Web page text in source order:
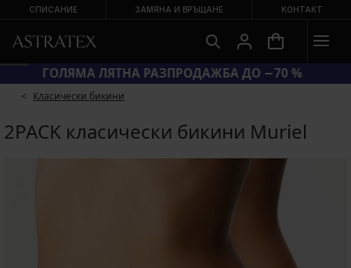
СПИСАНИЕ ЗАМЯНА И ВРЪЩАНЕ КОНТАКТ
ГОЛЯМА ЛЯТНА РАЗПРОДАЖБА ДО −70 %
Класически бикини
2PACK класически бикини Muriel